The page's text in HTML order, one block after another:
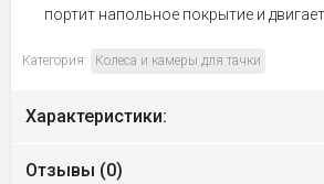
портит напольное покрытие и
Категория: Колеса и камеры для тачки
Характеристики:
Отзывы (0)